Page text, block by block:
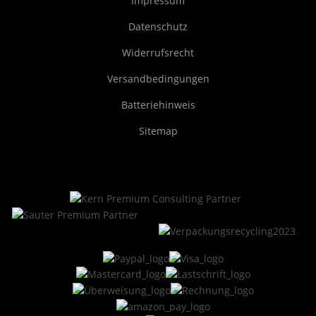
Datenschutz
Widerrufsrecht
Versandbedingungen
Batteriehinweis
Sitemap